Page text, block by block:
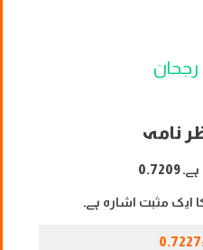
رجحان
نامہ
ہے۔0.7209
ایک مثبت اشارہ ہے۔
0.7227